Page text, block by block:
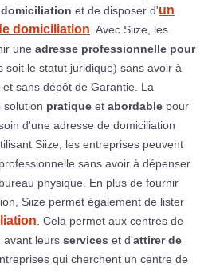
et de disposer d'un
domiciliation . Avec Siize, les
une adresse professionnelle pour
soit le statut juridique) sans avoir à
sans dépôt de Garantie. La
solution pratique et abordable pour
d'une adresse de domiciliation
Siize, les entreprises peuvent
sans avoir à dépenser
physique. En plus de fournir
Siize permet également de lister
. Cela permet aux centres de
avant leurs services et d'attirer de
qui cherchent un centre de